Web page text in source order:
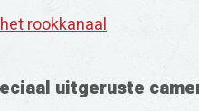
rookkanaal
uitgeruste